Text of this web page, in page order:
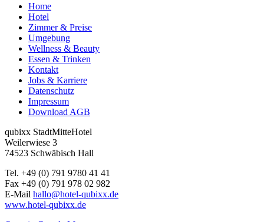
Home
Hotel
Zimmer & Preise
Umgebung
Wellness & Beauty
Essen & Trinken
Kontakt
Jobs & Karriere
Datenschutz
Impressum
Download AGB
qubixx StadtMitteHotel
Weilerwiese 3
74523 Schwäbisch Hall
Tel. +49 (0) 791 9780 41 41
Fax +49 (0) 791 978 02 982
E-Mail hallo@hotel-qubixx.de
www.hotel-qubixx.de